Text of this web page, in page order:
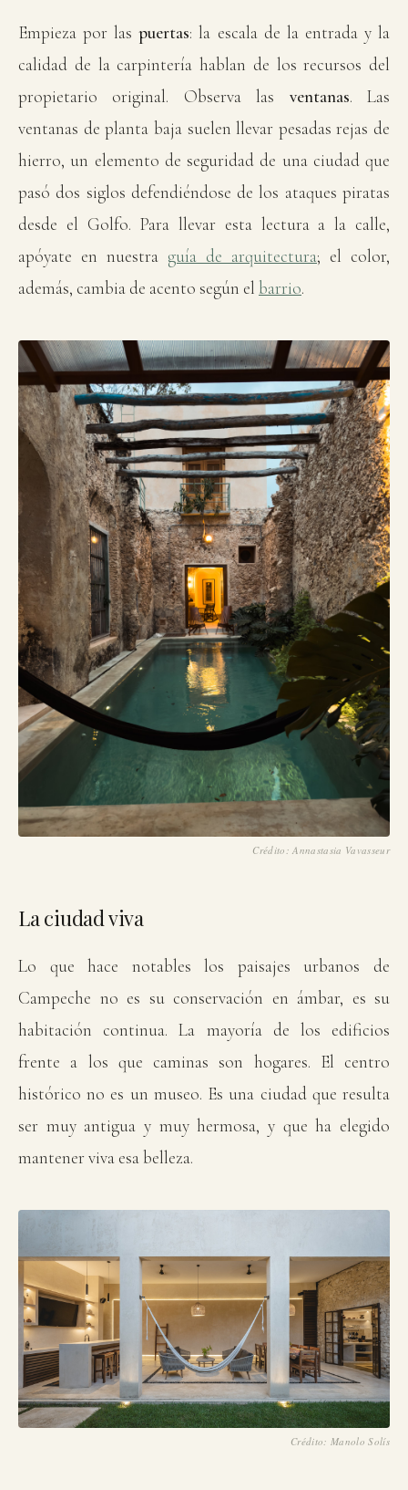
Empieza por laspuertas: la escala de la entrada y la
calidad de la carpintería hablan de los recursos del
propietario original. Observa las ventanas. Las
ventanas de planta baja suelen llevar pesadas rejas de
hierro, un elemento de seguridad de una ciudad que
pasó dos siglos defendiéndose de los ataques piratas
desde el Golfo. Para llevar esta lectura a la calle,
apóyate en nuestra guía de arquitectura; el color,
además, cambia de acento según el barrio.
Crédito: Annastasia Vavasseur
La ciudad viva
Lo que hace notables los paisajes urbanos de
Campeche no es su conservación en ámbar, es su
habitación continua. La mayoría de los edificios
frente a los que caminas son hogares. El centro
histórico no es un museo. Es una ciudad que resulta
ser muy antigua y muy hermosa, y que ha elegido
mantener viva esa belleza.
Crédito: Manolo Solís